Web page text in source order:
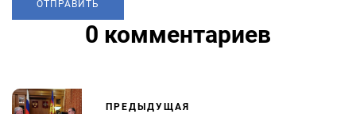
0 комментариев
ПРЕДЫДУЩАЯ